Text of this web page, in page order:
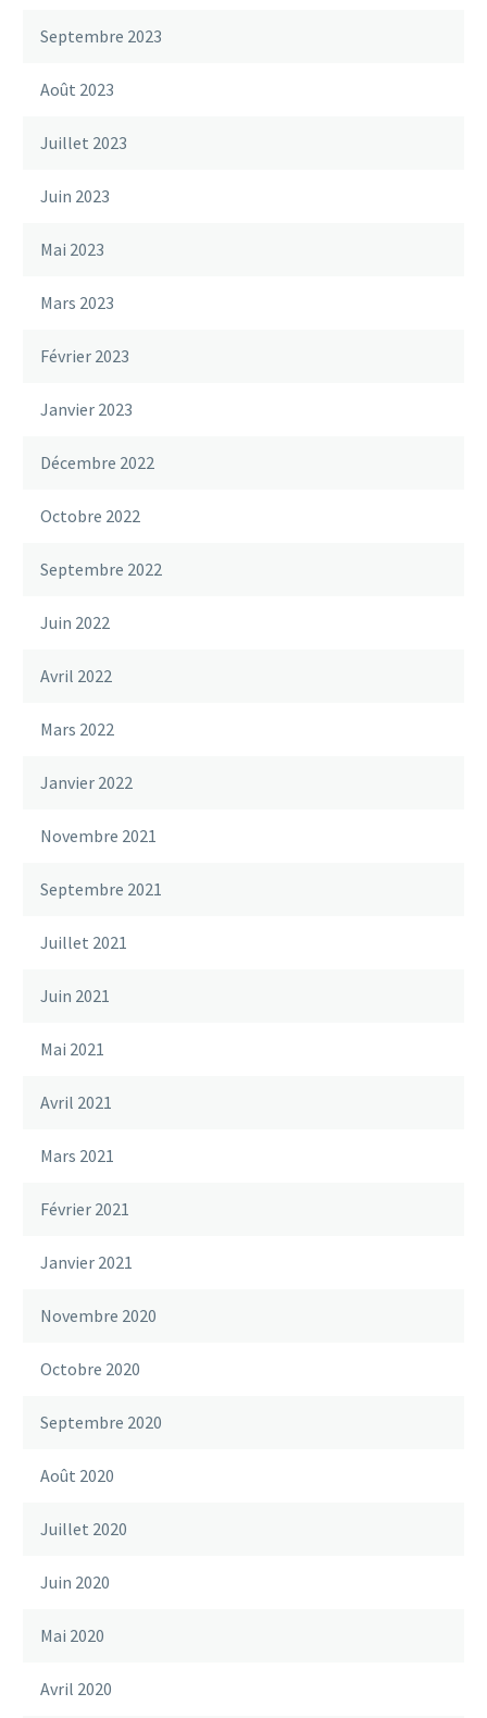
Septembre 2023
Août 2023
Juillet 2023
Juin 2023
Mai 2023
Mars 2023
Février 2023
Janvier 2023
Décembre 2022
Octobre 2022
Septembre 2022
Juin 2022
Avril 2022
Mars 2022
Janvier 2022
Novembre 2021
Septembre 2021
Juillet 2021
Juin 2021
Mai 2021
Avril 2021
Mars 2021
Février 2021
Janvier 2021
Novembre 2020
Octobre 2020
Septembre 2020
Août 2020
Juillet 2020
Juin 2020
Mai 2020
Avril 2020